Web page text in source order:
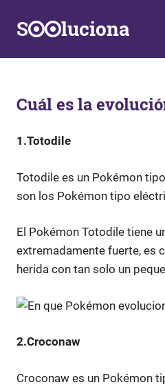
S luciona
y
Soluciones
problemas
la
Cuál es la
1.Totodile
Totodile es un Pokémon
son los Pokémon tipo
El Pokémon Totodile tiene
extremadamente fuerte, es
herida con tan solo un
2.Croconaw
Croconaw es un Pokémon